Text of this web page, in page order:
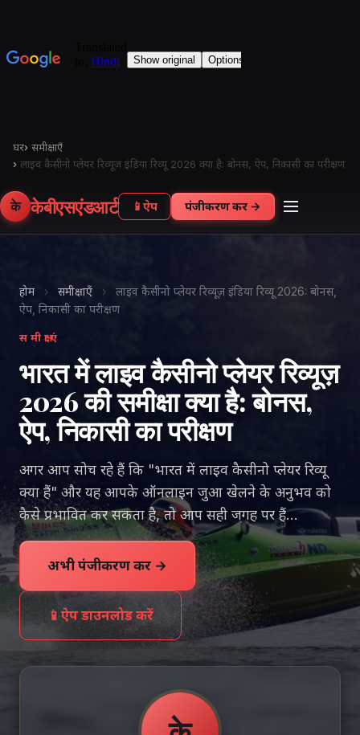
घर› समीक्षाएँ
› लाइव कैसीनो प्लेयर रिव्यूज़ इंडिया रिव्यू 2026 क्या है: बोनस, ऐप, निकासी का परीक्षण
के केबीएसएंडआर्ट 📱 ऐप पंजीकरण करें →
होम › समीक्षाएँ ›
लाइव कैसीनो प्लेयर रिव्यूज़ इंडिया रिव्यू 2026: बोनस,
ऐप, निकासी का परीक्षण
समीक्षाएं
भारत में लाइव कैसीनो प्लेयर रिव्यूज़
2026 की समीक्षा क्या है: बोनस,
ऐप, निकासी का परीक्षण
अगर आप सोच रहे हैं कि "भारत में लाइव कैसीनो प्लेयर रिव्यू
क्या हैं" और यह आपके ऑनलाइन जुआ खेलने के अनुभव को
कैसे प्रभावित कर सकता है, तो आप सही जगह पर हैं...
अभी पंजीकरण करें →
📱 ऐप डाउनलोड करें